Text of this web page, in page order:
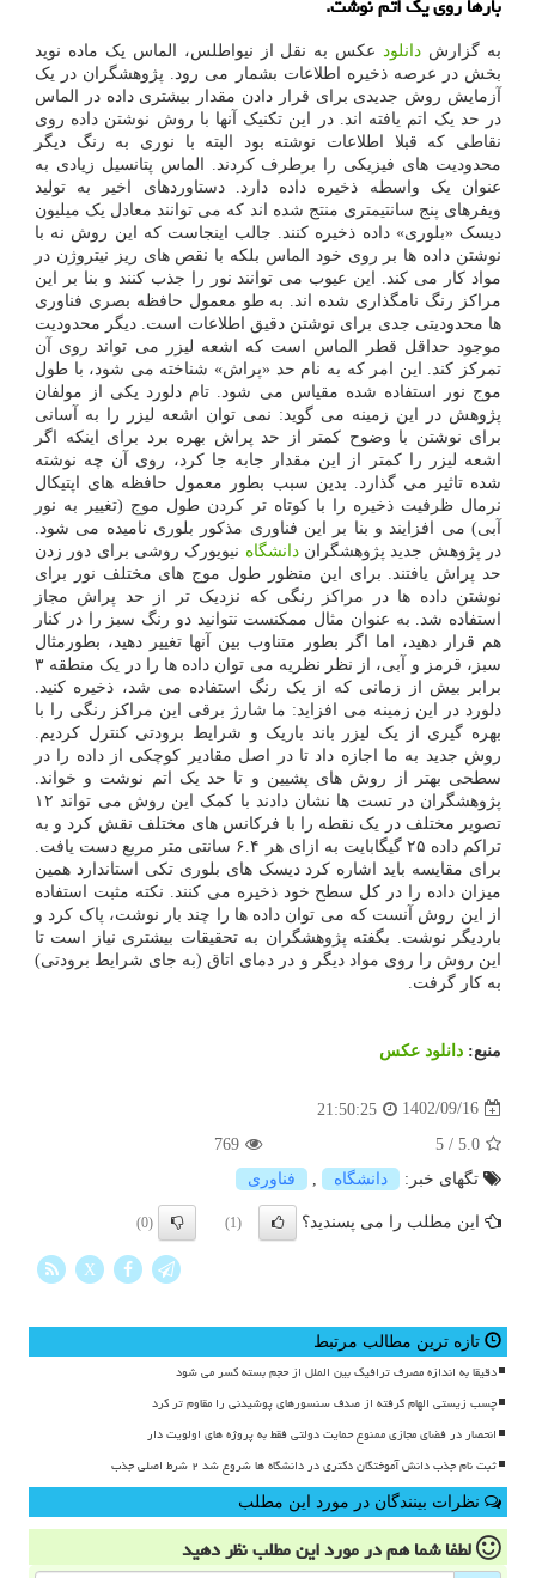
به گزارش دانلود عکس به نقل از نیواطلس، الماس یک ماده نوید
بخش در عرصه ذخیره اطلاعات بشمار می رود. پژوهشگران در یک
آزمایش روش جدیدی برای قرار دادن مقدار بیشتری داده در الماس
در حد یک اتم یافته اند. در این تکنیک آنها با روش نوشتن داده روی
نقاطی که قبلا اطلاعات نوشته بود البته با نوری به رنگ دیگر
محدودیت های فیزیکی را برطرف کردند. الماس پتانسیل زیادی به
عنوان یک واسطه ذخیره داده دارد. دستاوردهای اخیر به تولید
ویفرهای پنج سانتیمتری منتج شده اند که می توانند معادل یک میلیون
دیسک «بلوری» داده ذخیره کنند. جالب اینجاست که این روش نه با
نوشتن داده ها بر روی خود الماس بلکه با نقص های ریز نیتروژن در
مواد کار می کند. این عیوب می توانند نور را جذب کنند و بنا بر این
مراکز رنگ نامگذاری شده اند. به طو معمول حافظه بصری فناوری
ها محدودیتی جدی برای نوشتن دقیق اطلاعات است. دیگر محدودیت
موجود حداقل قطر الماس است که اشعه لیزر می تواند روی آن
تمرکز کند. این امر که به نام حد «پراش» شناخته می شود، با طول
موج نور استفاده شده مقیاس می شود. تام دلورد یکی از مولفان
پژوهش در این زمینه می گوید: نمی توان اشعه لیزر را به آسانی
برای نوشتن با وضوح کمتر از حد پراش بهره برد برای اینکه اگر
اشعه لیزر را کمتر از این مقدار جابه جا کرد، روی آن چه نوشته
شده تاثیر می گذارد. بدین سبب بطور معمول حافظه های اپتیکال
نرمال ظرفیت ذخیره را با کوتاه تر کردن طول موج (تغییر به نور
آبی) می افزایند و بنا بر این فناوری مذکور بلوری نامیده می شود.
در پژوهش جدید پژوهشگراندانشگاه نیویورک روشی برای دور زدن
حد پراش یافتند. برای این منظور طول موج های مختلف نور برای
نوشتن داده ها در مراکز رنگی که نزدیک تر از حد پراش مجاز
استفاده شد. به عنوان مثال ممکنست نتوانید دو رنگ سبز را در کنار
هم قرار دهید، اما اگر بطور متناوب بین آنها تغییر دهید، بطورمثال
سبز، قرمز و آبی، از نظر نظریه می توان داده ها را در یک منطقه ۳
برابر بیش از زمانی که از یک رنگ استفاده می شد، ذخیره کنید.
دلورد در این زمینه می افزاید: ما شارژ برقی این مراکز رنگی را با
بهره گیری از یک لیزر باند باریک و شرایط برودتی کنترل کردیم.
روش جدید به ما اجازه داد تا در اصل مقادیر کوچکی از داده را در
سطحی بهتر از روش های پشیین و تا حد یک اتم نوشت و خواند.
پژوهشگران در تست ها نشان دادند با کمک این روش می تواند ۱۲
تصویر مختلف در یک نقطه را با فرکانس های مختلف نقش کرد و به
تراکم داده ۲۵ گیگابایت به ازای هر ۶.۴ سانتی متر مربع دست یافت.
برای مقایسه باید اشاره کرد دیسک های بلوری تکی استاندارد همین
میزان داده را در کل سطح خود ذخیره می کنند. نکته مثبت استفاده
از این روش آنست که می توان داده ها را چند بار نوشت، پاک کرد و
باردیگر نوشت. بگفته پژوهشگران به تحقیقات بیشتری نیاز است تا
این روش را روی مواد دیگر و در دمای اتاق (به جای شرایط برودتی)
به کار گرفت.
منبع: دانلود عكس
1402/09/16
21:50:25
5.0
/
5
769
تگهای خبر:
دانشگاه فناوری
این مطلب را می پسندید؟ (1)
(0)
X
تازه ترین مطالب مرتبط
دقیقا به اندازه مصرف ترافیک بین الملل از حجم بسته کسر می شود
چسب زیستی الهام گرفته از صدف سنسورهای پوشیدنی را مقاوم تر کرد
انحصار در فضای مجازی ممنوع حمایت دولتی فقط به پروژه های اولویت دار
ثبت نام جذب دانش آموختگان دکتری در دانشگاه ها شروع شد ۲ شرط اصلی جذب
نظرات بینندگان در مورد این مطلب
لطفا شما همدر مورد این مطلبنظر دهید